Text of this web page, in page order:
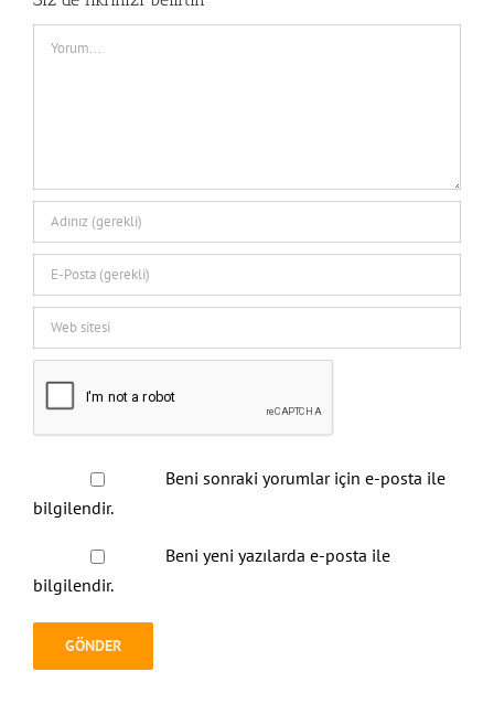
Beni sonraki yorumlar için e-posta ile
bilgilendir.
Beni yeni yazılarda e-posta ile
bilgilendir.